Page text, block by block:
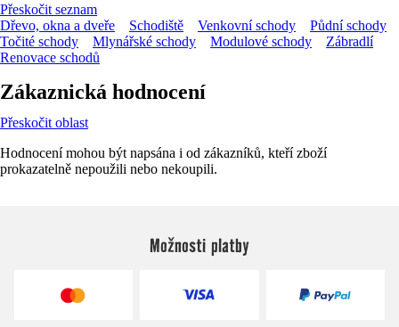
Přeskočit seznam
Dřevo, okna a dveře
Schodiště Venkovní schody
Půdní schody
Točité schody
Mlynářské schody Modulové schody
Zábradlí
Renovace schodů
Zákaznická hodnocení
Přeskočit oblast
Hodnocení mohou být napsána i od zákazníků, kteří zboží
prokazatelně nepoužili nebo nekoupili.
Možnosti platby